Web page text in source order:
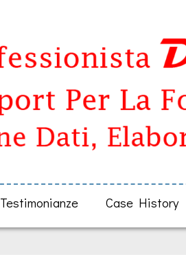
Testimonianze Case History